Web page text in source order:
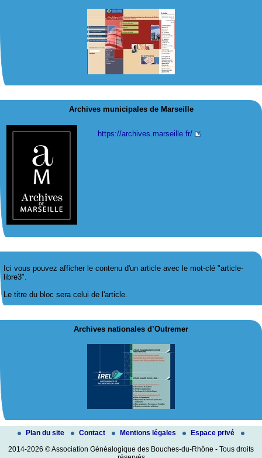
Archives municipales de Marseille
https://archives.marseille.fr/
Ici vous pouvez afficher le contenu d'un article avec le mot-clé "article-
libre3".
Le titre du bloc sera celui de l'article.
Archives nationales d’Outremer
Plan du site Contact Mentions légales
Espace privé
2014-2026 © Association Généalogique des Bouches-du-Rhône - Tous droits